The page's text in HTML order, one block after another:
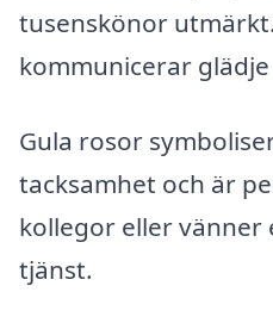
tusenskönor
kommunicerar
Gula rosor
tacksamhet och är
kollegor eller
tjänst.